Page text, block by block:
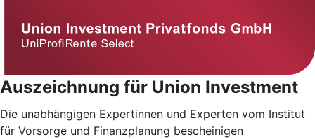
Auszeichnung für Union Investment
Die unabhängigen Expertinnen und Experten vom Institut
für Vorsorge und Finanzplanung bescheinigen